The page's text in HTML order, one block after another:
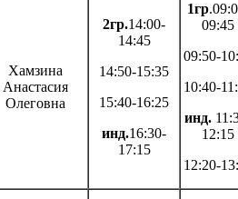
Хамзина
Анастасия
Олеговна
2гр.14:00-
14:45
14:50-15:35
15:40-16:25
инд.16:30-
17:15
1гр
09:45
09:50-
10:40-
инд.
12:15
12:20-